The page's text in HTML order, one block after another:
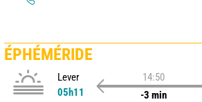
ÉPHÉMÉRIDE
Lever
05h11
14:50
-3 min